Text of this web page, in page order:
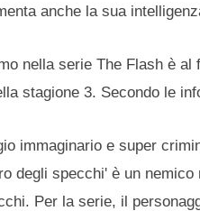
anche la sua
nella serie The Flash è
stagione 3. Secondo le
immaginario e super
degli specchi' è un
Per la serie, il